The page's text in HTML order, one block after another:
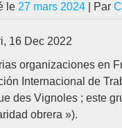
le 27 mars 2024 | Par
16 Dec 2022
organizaciones en
Internacional de
des Vignoles ; este
obrera »).